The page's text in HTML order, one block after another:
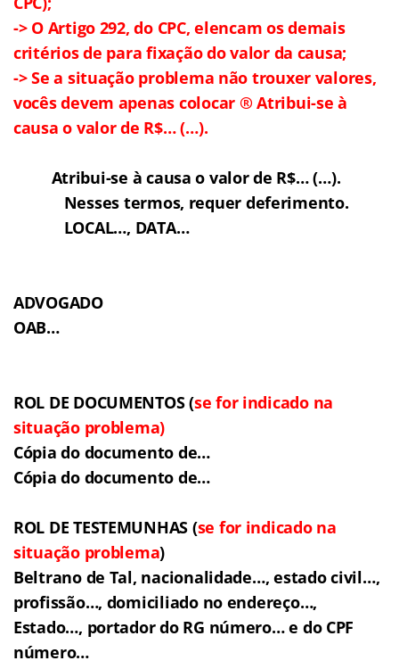
-> O Artigo 292, do CPC, elencam os demais
critérios de para fixação do valor da causa;
-> Se a situação problema não trouxer valores,
vocês devem apenas colocar ® Atribui-se à
causa o valor de R$… (…).
Atribui-se à causa o valor de R$… (…).
Nesses termos, requer deferimento.
LOCAL…, DATA…
ADVOGADO
OAB…
ROL DE DOCUMENTOS (se for indicado na
situação problema)
Cópia do documento de…
Cópia do documento de…
ROL DE TESTEMUNHAS (se for indicado na
situação problema)
Beltrano de Tal, nacionalidade…, estado civil…,
profissão…, domiciliado no endereço…,
Estado…, portador do RG número… e do CPF
número…